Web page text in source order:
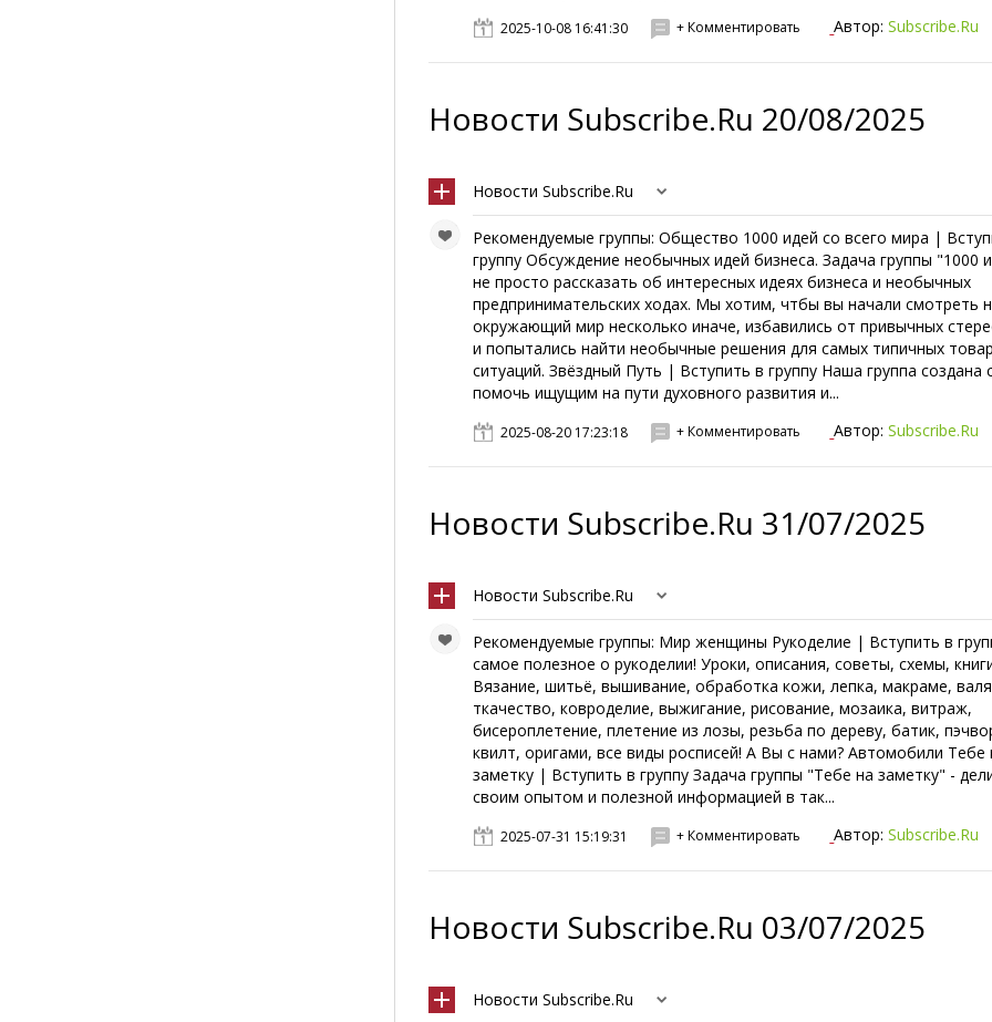
2025-10-08 16:41:30 + Комментировать Автор:Subscribe.Ru
Новости Subscribe.Ru 20/08/2025
Новости Subscribe.Ru
Рекомендуемые группы: Общество 1000 идей со всего мира |
группу Обсуждение необычных идей бизнеса. Задача группы "1000
не просто рассказать об интересных идеях бизнеса и необычных
предпринимательских ходах. Мы хотим, чтбы вы начали смотреть
окружающий мир несколько иначе, избавились от привычных
и попытались найти необычные решения для самых типичных
ситуаций. Звёздный Путь | Вступить в группу Наша группа создана
помочь ищущим на пути духовного развития и...
2025-08-20 17:23:18 + Комментировать Автор:Subscribe.Ru
Новости Subscribe.Ru 31/07/2025
Новости Subscribe.Ru
Рекомендуемые группы: Мир женщины Рукоделие | Вступить в
самое полезное о рукоделии! Уроки, описания, советы, схемы,
Вязание, шитьё, вышивание, обработка кожи, лепка, макраме,
ткачество, ковроделие, выжигание, рисование, мозаика, витраж,
бисероплетение, плетение из лозы, резьба по дереву, батик,
квилт, оригами, все виды росписей! А Вы с нами? Автомобили Тебе
заметку | Вступить в группу Задача группы "Тебе на заметку" -
своим опытом и полезной информацией в так...
2025-07-31 15:19:31 + Комментировать Автор:Subscribe.Ru
Новости Subscribe.Ru 03/07/2025
Новости Subscribe.Ru